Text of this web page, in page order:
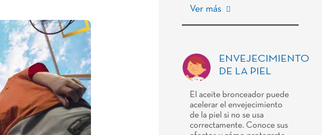
Ver más
ENVEJECIMIENTO
DE LA PIEL
El aceite bronceador puede
acelerar el envejecimiento
de la piel si no se usa
correctamente. Conoce sus